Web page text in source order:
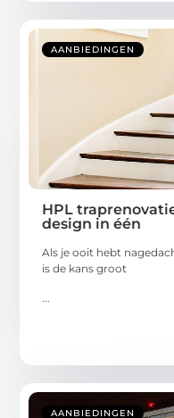
AANBIEDINGEN
HPL
design in één
Als je ooit hebt
is de kans groot
AANBIEDINGEN